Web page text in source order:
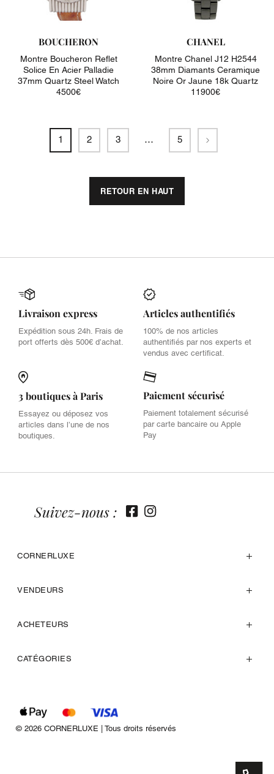
BOUCHERON
Montre Boucheron Reflet
Solice En Acier Palladie
37mm Quartz Steel Watch
4500€
CHANEL
Montre Chanel J12 H2544
38mm Diamants Ceramique
Noire Or Jaune 18k Quartz
11900€
1 2 3 … 5 Suivant
RETOUR EN HAUT
Livraison express
Expédition sous 24h. Frais de
port offerts dès 500€ d’achat.
Articles authentifiés
100% de nos articles
authentifiés par nos experts et
vendus avec certificat.
3 boutiques à Paris
Essayez ou déposez vos
articles dans l’une de nos
boutiques.
Paiement sécurisé
Paiement totalement sécurisé
par carte bancaire ou Apple
Pay
CORNERLUXE
VENDEURS
ACHETEURS
CATÉGORIES
Suivez-nous :
© 2026 CORNERLUXE | Tous droits réservés